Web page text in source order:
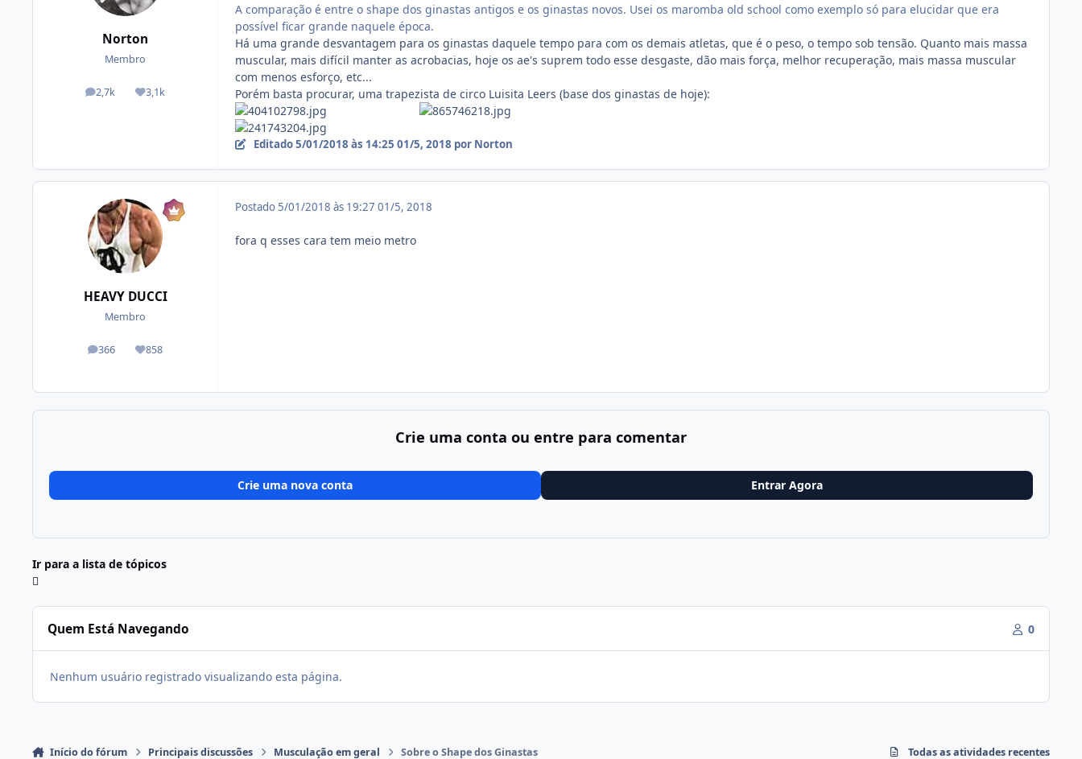
Norton
Membro
2,7k
posts 3,1k
Reputação
A comparação é entre o shape dos ginastas antigos e os ginastas novos. Usei os maromba old school como exemplo só para elucidar que era
possível ficar grande naquele época.
Há uma grande desvantagem para os ginastas daquele tempo para com os demais atletas, que é o peso, o tempo sob tensão. Quanto mais massa
muscular, mais difícil manter as acrobacias, hoje os ae's suprem todo esse desgaste, dão mais força, melhor recuperação, mais massa muscular
com menos esforço, etc...
Porém basta procurar, uma trapezista de circo Luisita Leers (base dos ginastas de hoje):
Editado5/01/2018 às 14:25 01/5, 2018 por Norton
HEAVY DUCCI
Membro
366
posts 858
Reputação
Postado 5/01/2018 às 19:27 01/5, 2018
fora q esses cara tem meio metro
Crie uma conta ou entre para comentar
Crie uma nova conta Entrar Agora
Ir para a lista de tópicos
Quem Está Navegando 0
Nenhum usuário registrado visualizando esta página.
Início do fórum Principais discussões Musculação em geral Sobre o Shape dos Ginastas Todas as atividades recentes